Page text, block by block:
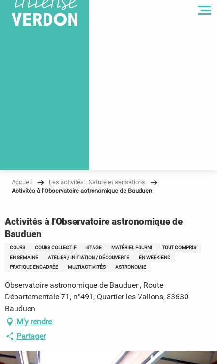
Accueil
Les activités : Nature et sensations
Activités à l'Observatoire astronomique de Bauduen
Activités à l'Observatoire astronomique de
Bauduen
COURS COURS COLLECTIF STAGE MATÉRIEL FOURNI
TOUT COMPRIS
EN SEMAINE
ATELIER / INITIATION / DÉCOUVERTE
EN WEEK-END
PRATIQUE ENCADRÉE
MULTIACTIVITÉS ASTRONOMIE
Observatoire astronomique de Bauduen, Route
Départementale 71, n°491, Quartier les Vallons, 83630
Bauduen
M'y rendre
Partager